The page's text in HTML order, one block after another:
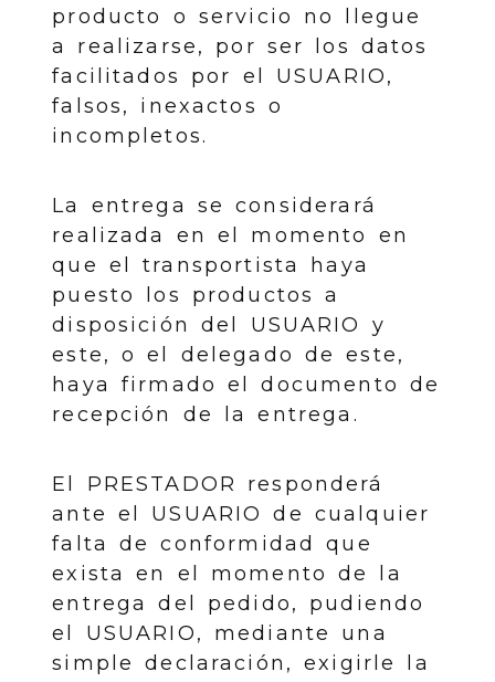
producto o servicio no llegue
a realizarse, por ser los datos
facilitados por el USUARIO,
falsos, inexactos o
incompletos.
La entrega se considerará
realizada en el momento en
que el transportista haya
puesto los productos a
disposición del USUARIO y
este, o el delegado de este,
haya firmado el documento de
recepción de la entrega.
El PRESTADOR responderá
ante el USUARIO de cualquier
falta de conformidad que
exista en el momento de la
entrega del pedido, pudiendo
el USUARIO, mediante una
simple declaración, exigirle la